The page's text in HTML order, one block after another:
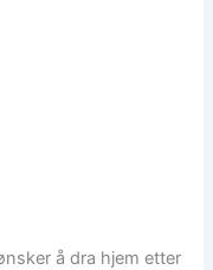
å dra hjem etter